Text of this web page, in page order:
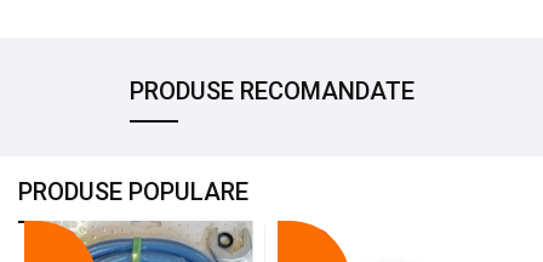
PRODUSE RECOMANDATE
PRODUSE POPULARE